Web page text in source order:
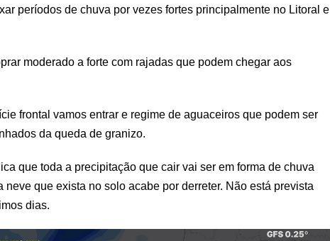
períodos de chuva por vezes fortes principalmente no Litoral e
moderado a forte com rajadas que podem chegar aos
frontal vamos entrar e regime de aguaceiros que podem ser
da queda de granizo.
que toda a precipitação que cair vai ser em forma de chuva
neve que exista no solo acabe por derreter. Não está prevista
dias.